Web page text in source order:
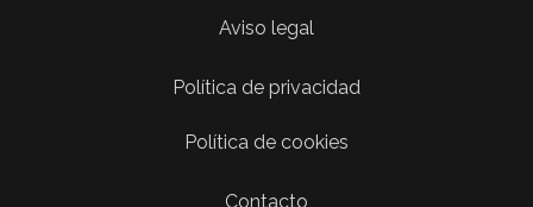
Aviso legal
Política de privacidad
Política de cookies
Contacto